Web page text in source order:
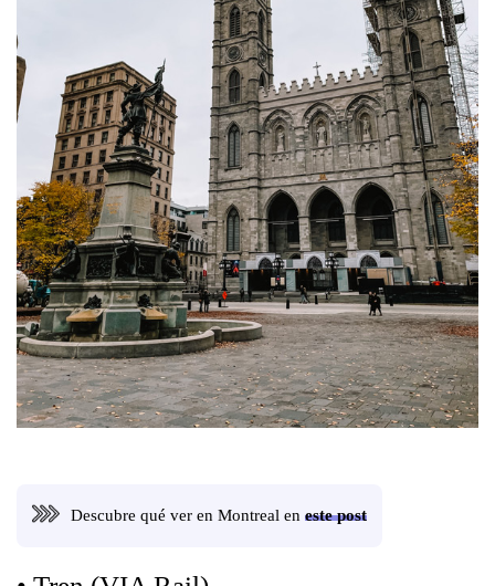
Descubre qué ver en Montreal en este post